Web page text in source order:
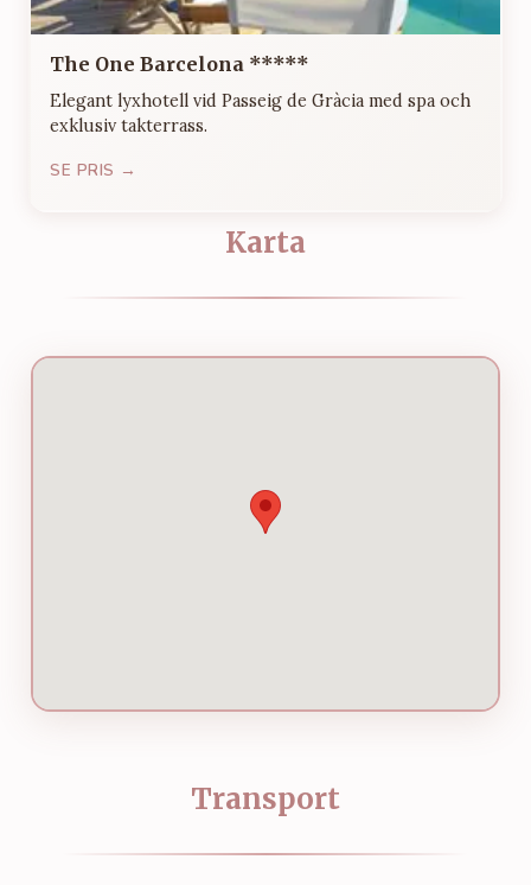
The One Barcelona *****
Elegant lyxhotell vid Passeig de Gràcia med spa och
exklusiv takterrass.
SE PRIS →
Karta
Transport